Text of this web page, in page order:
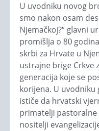
U uvodniku novog
smo nakon osam
Njemačkoj?“ glavni
promišlja o 80
skrbi za Hrvate u
ustrajne brige Crkve
generacija koje se
korijena. U
ističe da hrvatski
primatelji pastoralne
nositelji